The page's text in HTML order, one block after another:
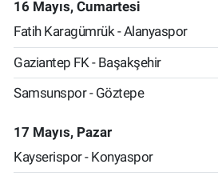
16 Mayıs, Cumartesi
Fatih Karagümrük - Alanyaspor
Gaziantep FK - Başakşehir
Samsunspor - Göztepe
17 Mayıs, Pazar
Kayserispor - Konyaspor